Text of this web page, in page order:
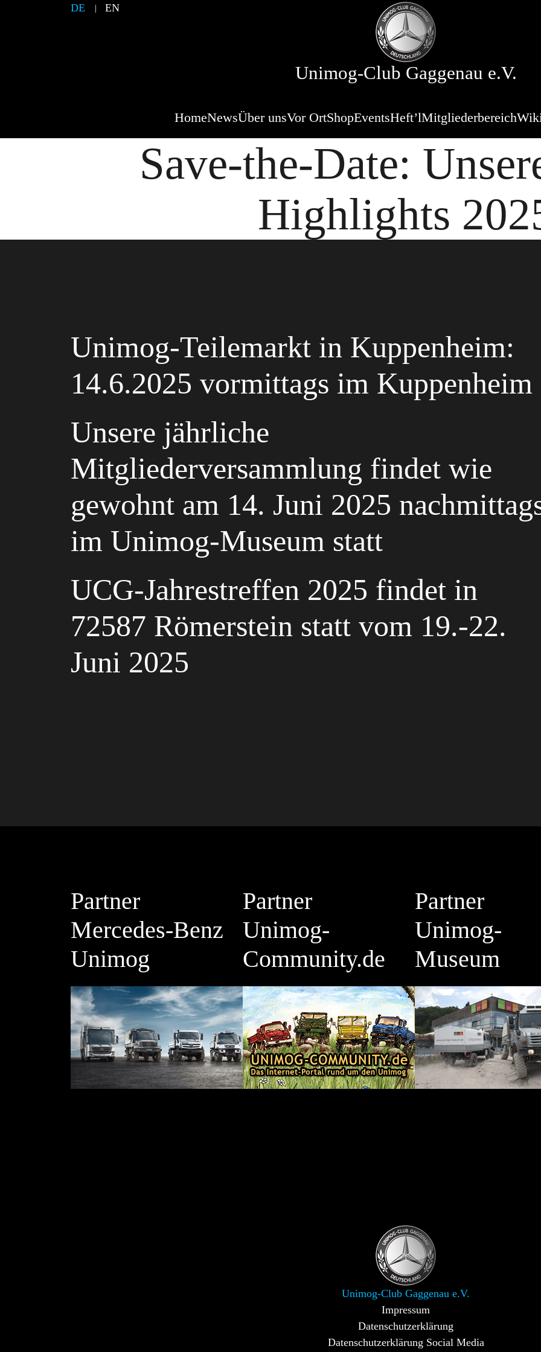
DE EN
Unimog-Club Gaggenau e.V.
HomeNewsÜber unsVor OrtShopEventsHeft’lMitgliederbereich
Save-the-Date:
Highlights
Unimog-Teilemarkt in Kuppenheim:
14.6.2025 vormittags im Kuppenheim
Unsere jährliche
Mitgliederversammlung findet wie
gewohnt am 14. Juni 2025
im Unimog-Museum statt
UCG-Jahrestreffen 2025 findet in
72587 Römerstein statt vom 19.-22.
Juni 2025
Partner
Mercedes-Benz
Unimog
Partner
Unimog-
Community.de
Partner
Unimog-
Museum
Unimog-Club Gaggenau e.V.
Impressum
Datenschutzerklärung
Datenschutzerklärung Social Media